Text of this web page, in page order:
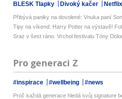
BLESK Tlapky Divoký kačer
Přibývá paniky na dovolené: Vnuka paní
Tipy na víkend: Harry Potter na výstavě!
Sraz v šest ráno. Vrchol festivalu Tóny
Pro generaci Z
#inspirace #wellbeing #news
Proč každá generace hledá svůj signature